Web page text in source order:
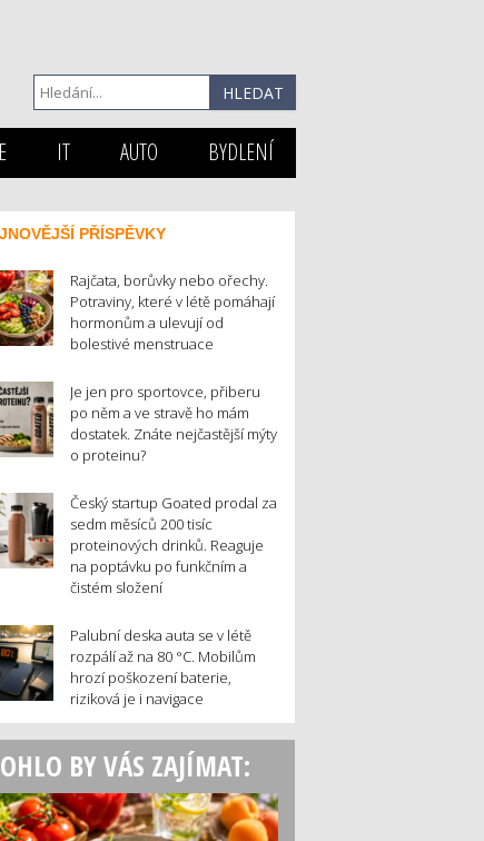
IT AUTO BYDLENÍ
PŘÍSPĚVKY
Rajčata, borůvky nebo ořechy.
Potraviny, které v létě pomáhají
hormonům a ulevují od
bolestivé menstruace
Je jen pro sportovce, přiberu
po něm a ve stravě ho mám
dostatek. Znáte nejčastější mýty
o proteinu?
Český startup Goated prodal za
sedm měsíců 200 tisíc
proteinových drinků. Reaguje
na poptávku po funkčním a
čistém složení
Palubní deska auta se v létě
rozpálí až na 80 °C. Mobilům
hrozí poškození baterie,
riziková je i navigace
BY VÁS ZAJÍMAT: